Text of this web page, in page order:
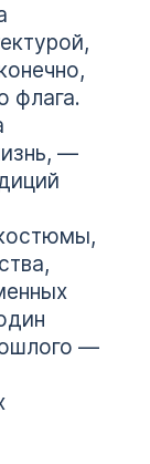
флага.
—
—